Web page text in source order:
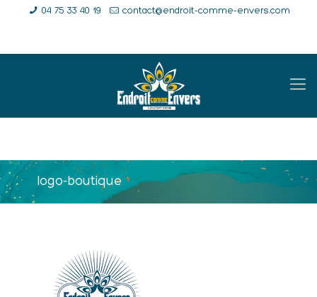
04 75 33 40 19 contact@endroit-comme-envers.com
logo-boutique